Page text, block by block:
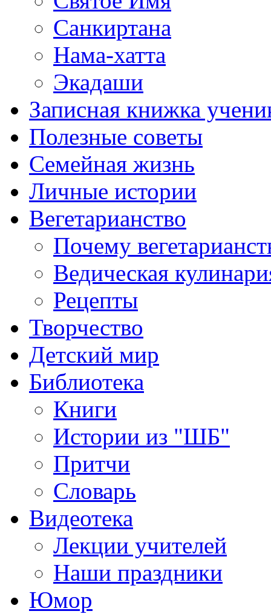
Санкиртана
Нама-хатта
Экадаши
Записная книжка
Полезные советы
Семейная жизнь
Личные истории
Вегетарианство
Почему
Ведическая
Рецепты
Творчество
Детский мир
Библиотека
Книги
Истории из "ШБ"
Притчи
Словарь
Видеотека
Лекции учителей
Наши праздники
Юмор